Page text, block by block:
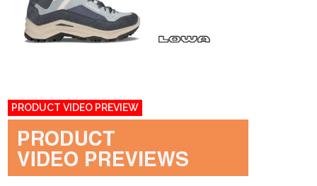
PRODUCT VIDEO PREVIEW